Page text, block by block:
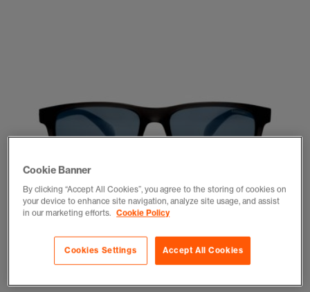
1 2 3 4 5 6
Cookie Banner
By clicking “Accept All Cookies”, you agree to the storing of cookies on
your device to enhance site navigation, analyze site usage, and assist
in our marketing efforts. Cookie Policy
Accept All Cookies
Cookies Settings